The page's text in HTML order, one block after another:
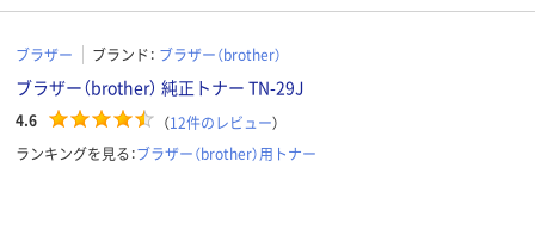
ブラザー ブランド： ブラザー（brother）
ブラザー（brother） 純正トナー TN-29J
4.6 （12件のレビュー）
ランキングを見る：ブラザー（brother）用トナー